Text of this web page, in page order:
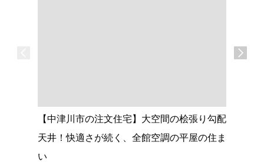
【中津川市の注文住宅】大空間の桧張り勾配
天井！快適さが続く、全館空調の平屋の住ま
い